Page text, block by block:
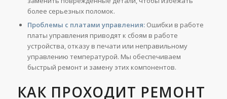
более серьезных поломок.
Проблемы с платами управления:Ошибки в работе
платы управления приводят к сбоям в работе
устройства, отказу в печати или неправильному
управлению температурой. Мы обеспечиваем
быстрый ремонт и замену этих компонентов.
КАК ПРОХОДИТ РЕМОНТ